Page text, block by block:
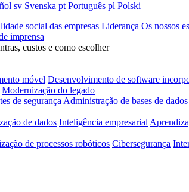
sv Svenska pt Português pl Polski
social das empresas Liderança Os nossos
imprensa
custos e como escolher
móvel Desenvolvimento de software
Modernização do legado
de segurança Administração de bases de dados
de dados Inteligência empresarial
de processos robóticos Cibersegurança